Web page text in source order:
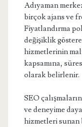
Adıyaman
birçok ajans ve
Fiyatlandırma
değişiklik
hizmetlerinin
kapsamına,
olarak belirlenir.
SEO
ve deneyime
hizmetleri sunan